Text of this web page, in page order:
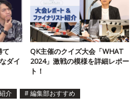
て
ダイ
QK主催のクイズ大会「WHAT
2024」激戦の模様を詳細レポー
ト！
介 # 編集部おすすめ